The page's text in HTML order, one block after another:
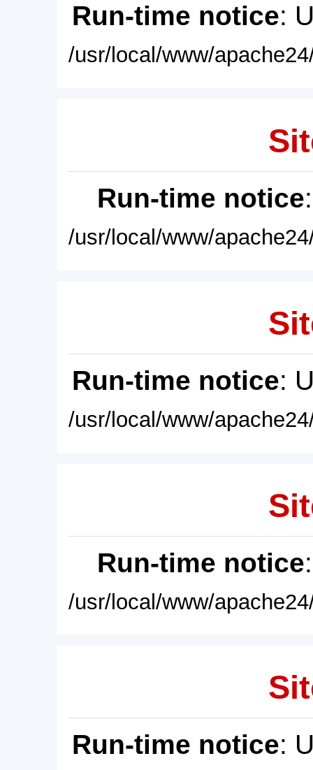
Run-time notice:
/usr/local/www/
Run-time notice
/usr/local/www/
Run-time notice:
/usr/local/www/
Run-time notice
/usr/local/www/
Run-time notice: